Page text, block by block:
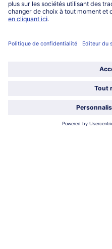
Lu-Ve : 9h - 20h (appel non surtaxé)